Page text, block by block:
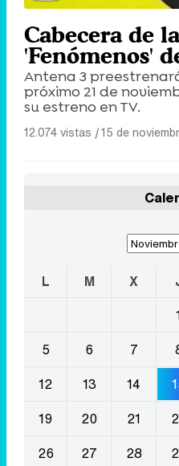
Cabecera de
'Fenómenos'
Antena 3
próximo 21 de
su estreno en TV.
12.074 vistas |15 de
L M X
5
6 7
12
13 14
19
20 21
26
27 28